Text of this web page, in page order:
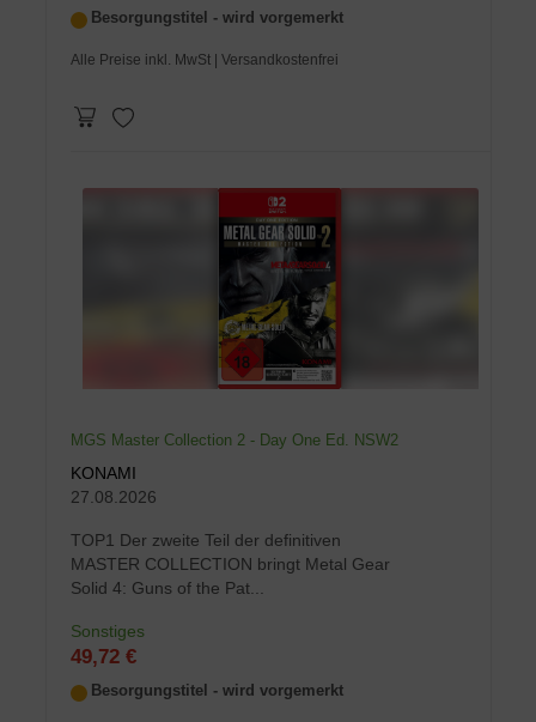
Besorgungstitel - wird vorgemerkt
Alle Preise inkl. MwSt | Versandkostenfrei
MGS Master Collection 2 - Day One Ed. NSW2
KONAMI
27.08.2026
TOP1 Der zweite Teil der definitiven
MASTER COLLECTION bringt Metal Gear
Solid 4: Guns of the Pat...
Sonstiges
49,72 €
Besorgungstitel - wird vorgemerkt